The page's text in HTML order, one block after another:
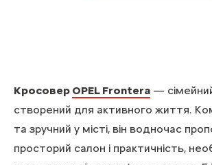
Кросовер OPEL Frontera —
створений для активного життя.
та зручний у місті, він водночас
просторий салон і практичність,